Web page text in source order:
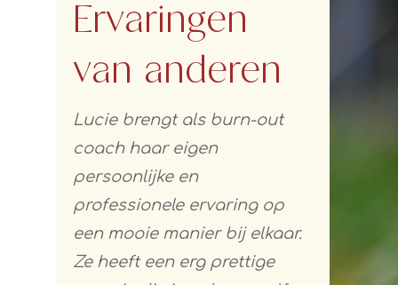
Ervaringen
van anderen
Lucie brengt als burn-out
coach haar eigen
persoonlijke en
professionele ervaring op
een mooie manier bij elkaar.
Ze heeft een erg prettige